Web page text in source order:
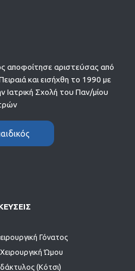
αποφοίτησε αριστεύσας από
και εισήχθη το 1990 με
Ιατρική Σχολή του Παν/μίου
Γόνατος
Ώμου
(Κότσι)